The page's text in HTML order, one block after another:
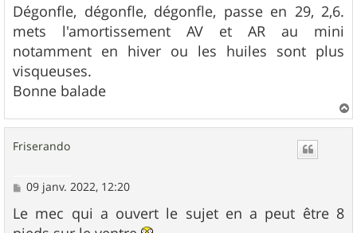
Dégonfle, dégonfle, dégonfle, passe en 29, 2,6.
mets l'amortissement AV et AR au mini
notamment en hiver ou les huiles sont plus
visqueuses.
Bonne balade
a
Friserando
M
s
s
09 janv. 2022, 12:20
Le mec qui a ouvert le sujet en a peut être 8